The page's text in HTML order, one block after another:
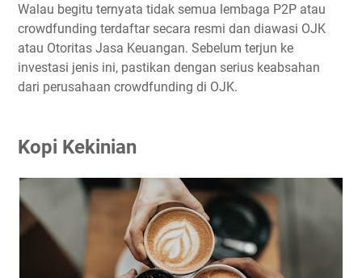
Walau begitu ternyata tidak semua lembaga P2P atau
crowdfunding terdaftar secara resmi dan diawasi OJK
atau Otoritas Jasa Keuangan. Sebelum terjun ke
investasi jenis ini, pastikan dengan serius keabsahan
dari perusahaan crowdfunding di OJK.
Kopi Kekinian